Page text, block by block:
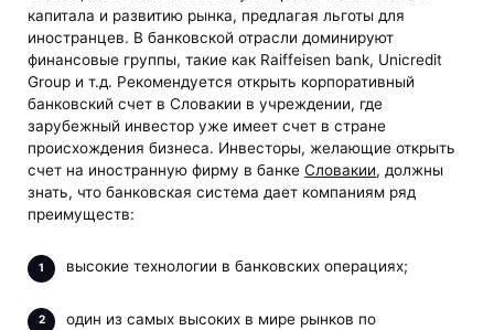
капитала и развитию рынка, предлагая льготы для
иностранцев. В банковской отрасли доминируют
финансовые группы, такие как Raiffeisen bank, Unicredit
Group и т.д. Рекомендуется открыть корпоративный
банковский счет в Словакии в учреждении, где
зарубежный инвестор уже имеет счет в стране
происхождения бизнеса. Инвесторы, желающие открыть
счет на иностранную фирму в банкеСловакии, должны
знать, что банковская система дает компаниям ряд
преимуществ:
высокие технологии в банковских операциях;
один из самых высоких в мире рынков по